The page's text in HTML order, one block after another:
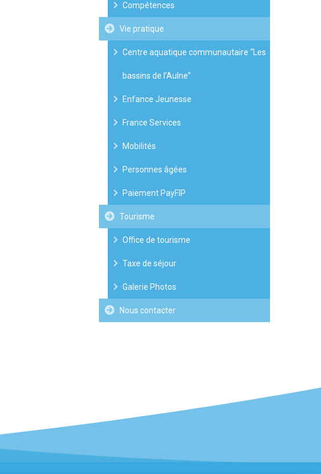
Compétences
Vie pratique
Centre aquatique communautaire “Les
bassins de l’Aulne”
Enfance Jeunesse
France Services
Mobilités
Personnes âgées
Paiement PayFIP
Tourisme
Office de tourisme
Taxe de séjour
Galerie Photos
Nous contacter